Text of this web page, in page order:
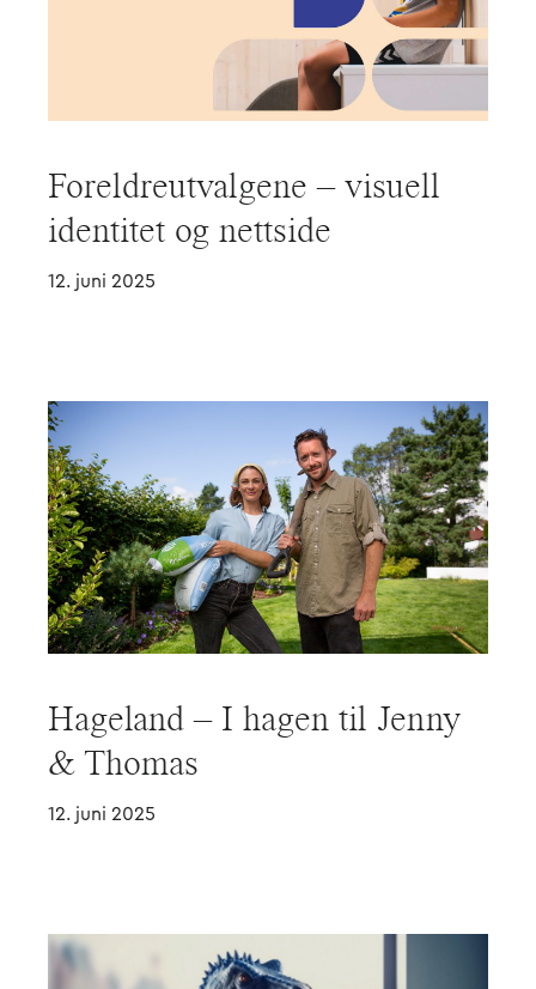
Foreldreutvalgene – visuell
identitet og nettside
12. juni 2025
Hageland – I hagen til Jenny
& Thomas
12. juni 2025